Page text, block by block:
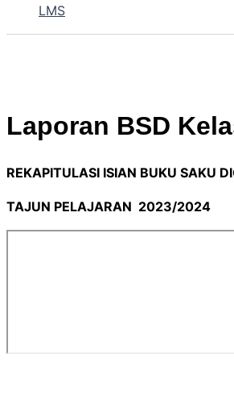
LMS
Laporan BSD
REKAPITULASI ISIAN BUKU SAKU
TAJUN PELAJARAN 2023/2024